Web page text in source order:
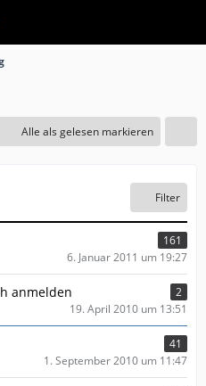
Alle als gelesen markieren
Filter
161
6. Januar 2011 um 19:27
anmelden
2
19. April 2010 um 13:51
41
1. September 2010 um 11:47